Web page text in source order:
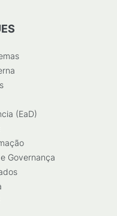
(EaD)
Governança